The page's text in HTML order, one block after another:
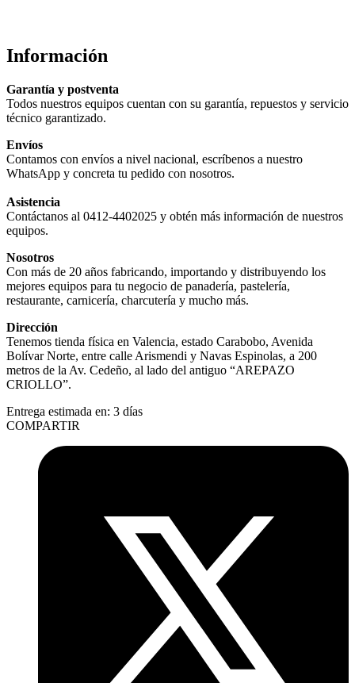
Información
Garantía y postventa
Todos nuestros equipos cuentan con su garantía, repuestos y servicio
técnico garantizado.
Envíos
Contamos con envíos a nivel nacional, escríbenos a nuestro
WhatsApp y concreta tu pedido con nosotros.
Asistencia
Contáctanos al 0412-4402025 y obtén más información de nuestros
equipos.
Nosotros
Con más de 20 años fabricando, importando y distribuyendo los
mejores equipos para tu negocio de panadería, pastelería,
restaurante, carnicería, charcutería y mucho más.
Dirección
Tenemos tienda física en Valencia, estado Carabobo, Avenida
Bolívar Norte, entre calle Arismendi y Navas Espinolas, a 200
metros de la Av. Cedeño, al lado del antiguo “AREPAZO
CRIOLLO”.
Entrega estimada en: 3 días
COMPARTIR